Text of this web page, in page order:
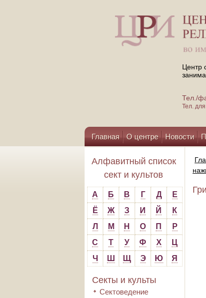
Центр
Тел./
Тел.
Главная О центре Новости
Помощь центру
Алфавитный список
сект и культов
А Б В Г Д
Е
Ё
Ж З И Й
К
Л
М Н О П
Р
С
Т У Ф Х
Ц
Ч
Ш Щ Э Ю Я
Секты и культы
Сектоведение